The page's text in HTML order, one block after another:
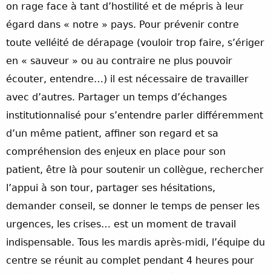
on rage face à tant d’hostilité et de mépris à leur
égard dans « notre » pays. Pour prévenir contre
toute velléité de dérapage (vouloir trop faire, s’ériger
en « sauveur » ou au contraire ne plus pouvoir
écouter, entendre…) il est nécessaire de travailler
avec d’autres. Partager un temps d’échanges
institutionnalisé pour s’entendre parler différemment
d’un même patient, affiner son regard et sa
compréhension des enjeux en place pour son
patient, être là pour soutenir un collègue, rechercher
l’appui à son tour, partager ses hésitations,
demander conseil, se donner le temps de penser les
urgences, les crises… est un moment de travail
indispensable. Tous les mardis après-midi, l’équipe du
centre se réunit au complet pendant 4 heures pour